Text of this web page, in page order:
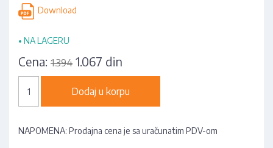
Download
• NA LAGERU
Cena: 1.394 1.067 din
Dodaj u korpu
NAPOMENA: Prodajna cena je sa uračunatim PDV-om